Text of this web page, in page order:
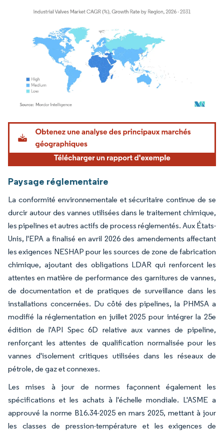
Image © Mordor Intelligence. La réutilisation nécessite une attribution sous CC BY
Paysage réglementaire
La conformité environnementale et sécuritaire continue de se
durcir autour des vannes utilisées dans le traitement chimique,
les pipelines et autres actifs de process réglementés. Aux États-
Unis, l'EPA a finalisé en avril 2026 des amendements affectant
les exigences NESHAP pour les sources de zone de fabrication
chimique, ajoutant des obligations LDAR qui renforcent les
attentes en matière de performance des garnitures de vannes,
de documentation et de pratiques de surveillance dans les
installations concernées. Du côté des pipelines, la PHMSA a
modifié la réglementation en juillet 2025 pour intégrer la 25e
édition de l'API Spec 6D relative aux vannes de pipeline,
renforçant les attentes de qualification normalisée pour les
vannes d'isolement critiques utilisées dans les réseaux de
pétrole, de gaz et connexes.
Les mises à jour de normes façonnent également les
spécifications et les achats à l'échelle mondiale. L'ASME a
approuvé la norme B16.34-2025 en mars 2025, mettant à jour
les classes de pression-température et les exigences de